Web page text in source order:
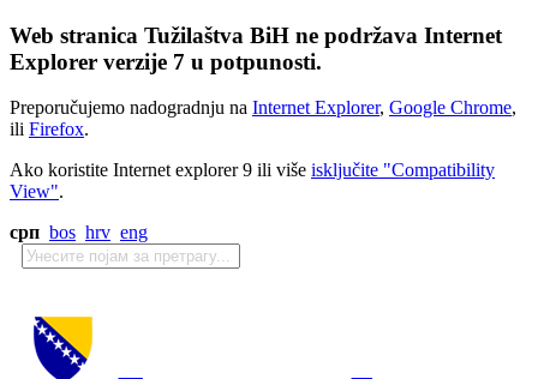
Web stranica Tužilaštva BiH ne podržava Internet
Explorer verzije 7 u potpunosti.
Preporučujemo nadogradnju na Internet Explorer, Google Chrome,
ili Firefox.
Ako koristite Internet explorer 9 ili više isključite "Compatibility
View".
срп bos hrv eng